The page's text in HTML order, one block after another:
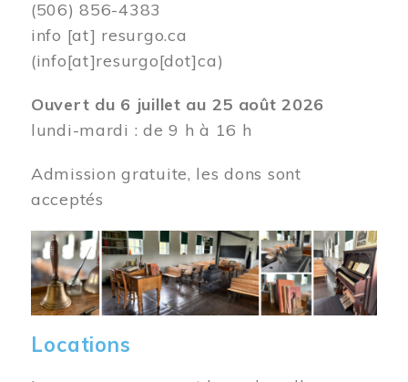
(506) 856-4383
info [at] resurgo.ca
(info[at]resurgo[dot]ca)
Ouvert du 6 juillet au 25 août 2026
lundi-mardi : de 9 h à 16 h
Admission gratuite, les dons sont
acceptés
Image
Locations